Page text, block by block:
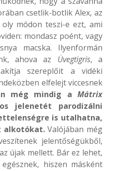
csetlik-botlik Alex, az
módon teszi-e ezt, ami
mondasz poént, vagy
macska. Ilyenformán
ahova az Üvegtigris, a
szereplőit a vidéki
elfelejt viccesnek
még mindig a Mátrix
jelenetét parodizálni
is utalhatna,
alkotókat.Valójában még
jelentőségükből,
újak mellett. Bár ez lehet,
hiszen másként